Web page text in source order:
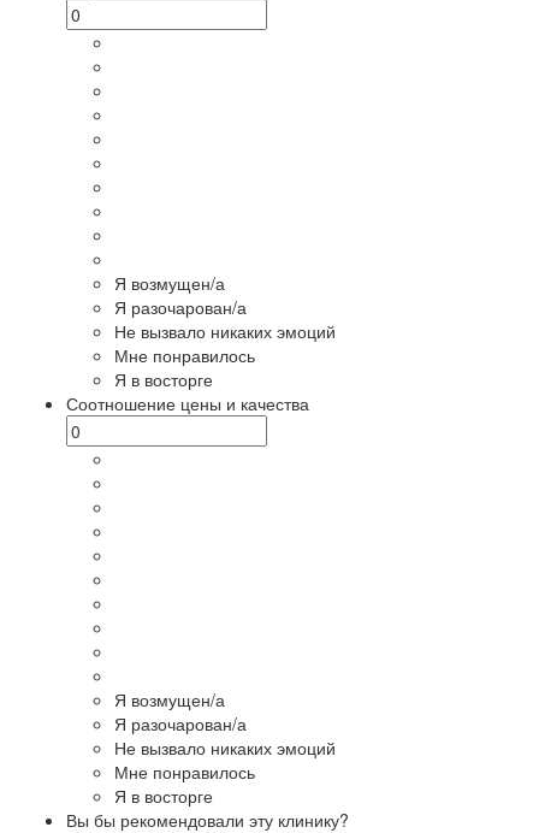
Я возмущен/а
Я разочарован/а
Не вызвало никаких эмоций
Мне понравилось
Я в восторге
Соотношение цены и качества
Я возмущен/а
Я разочарован/а
Не вызвало никаких эмоций
Мне понравилось
Я в восторге
Вы бы рекомендовали эту клинику?